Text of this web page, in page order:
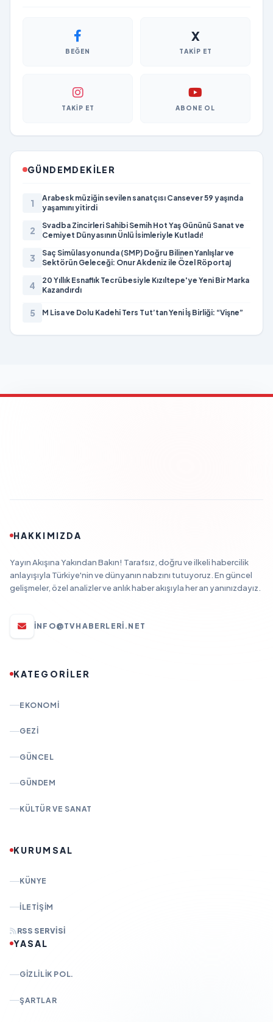
BEĞEN
X
TAKIP ET
TAKIP ET ABONE OL
GÜNDEMDEKILER
1
Arabesk müziğin sevilen sanatçısı Cansever 59 yaşında
yaşamını yitirdi
2
Svadba Zincirleri Sahibi Semih Hot Yaş Gününü Sanat ve
Cemiyet Dünyasının Ünlü İsimleriyle Kutladı!
3
Saç Simülasyonunda (SMP) Doğru Bilinen Yanlışlar ve
Sektörün Geleceği: Onur Akdeniz ile Özel Röportaj
4
20 Yıllık Esnaflık Tecrübesiyle Kızıltepe'ye Yeni Bir Marka
Kazandırdı
5 M Lisa ve Dolu Kadehi Ters Tut’tan Yeni İş Birliği: “Vişne”
HAKKIMIZDA
Yayın Akışına Yakından Bakın! Tarafsız, doğru ve ilkeli habercilik
anlayışıyla Türkiye'nin ve dünyanın nabzını tutuyoruz. En güncel
gelişmeler, özel analizler ve anlık haber akışıyla her an yanınızdayız.
INFO@TVHABERLERI.NET
KATEGORİLER
EKONOMI
GEZI
GÜNCEL
GÜNDEM
KÜLTÜR VE SANAT
KURUMSAL
KÜNYE
İLETIŞIM
RSS SERVISI
YASAL
GIZLILIK POL.
ŞARTLAR